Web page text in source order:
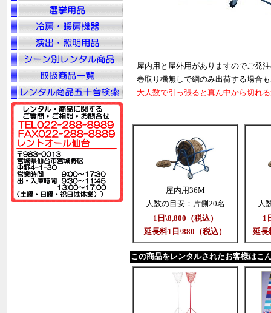
屋内用と屋外用がありますのでご発
巻取り機無しで綱のみ出荷する場合
大人数で引っ張ると真ん中から切れ
屋内用36M
人数の目安：片側20名
1日\8,800（税込）
延長料1日\880（税込）
人
1
延長
この商品をレンタルされたお客様はこ